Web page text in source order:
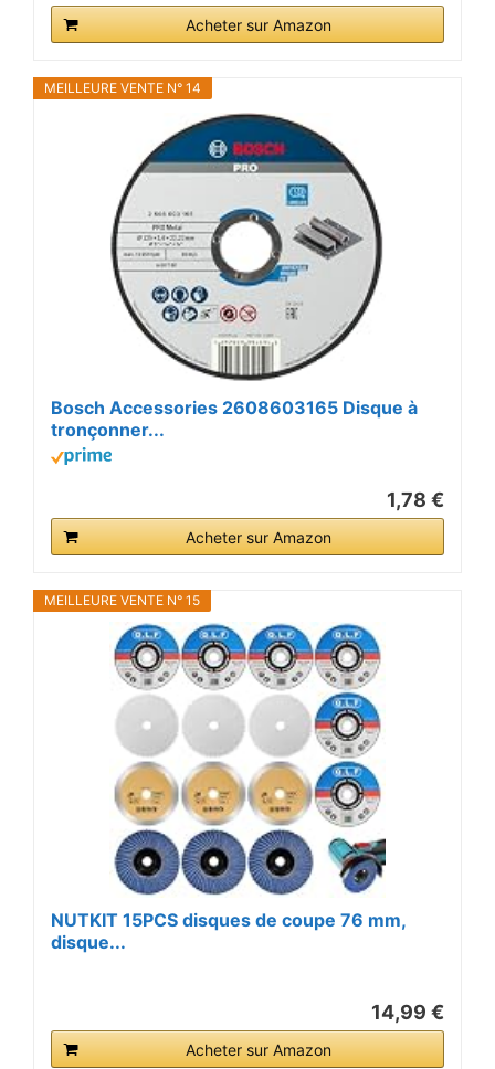
Acheter sur Amazon
MEILLEURE VENTE N° 14
Bosch Accessories 2608603165 Disque à
tronçonner...
1,78 €
Acheter sur Amazon
MEILLEURE VENTE N° 15
NUTKIT 15PCS disques de coupe 76 mm,
disque...
14,99 €
Acheter sur Amazon